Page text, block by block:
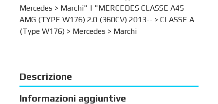
Mercedes > Marchi" | "MERCEDES CLASSE A45
AMG (TYPE W176) 2.0 (360CV) 2013-- > CLASSE A
(Type W176) > Mercedes > Marchi
Descrizione
Informazioni aggiuntive